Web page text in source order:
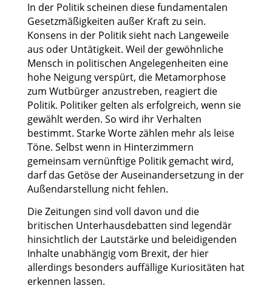
In der Politik scheinen diese fundamentalen
Gesetzmäßigkeiten außer Kraft zu sein.
Konsens in der Politik sieht nach Langeweile
aus oder Untätigkeit. Weil der gewöhnliche
Mensch in politischen Angelegenheiten eine
hohe Neigung verspürt, die Metamorphose
zum Wutbürger anzustreben, reagiert die
Politik. Politiker gelten als erfolgreich, wenn sie
gewählt werden. So wird ihr Verhalten
bestimmt. Starke Worte zählen mehr als leise
Töne. Selbst wenn in Hinterzimmern
gemeinsam vernünftige Politik gemacht wird,
darf das Getöse der Auseinandersetzung in der
Außendarstellung nicht fehlen.
Die Zeitungen sind voll davon und die
britischen Unterhausdebatten sind legendär
hinsichtlich der Lautstärke und beleidigenden
Inhalte unabhängig vom Brexit, der hier
allerdings besonders auffällige Kuriositäten hat
erkennen lassen.